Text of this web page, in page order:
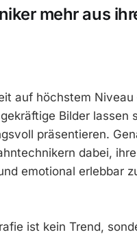
mehr aus
auf höchstem
Bilder lassen
präsentieren.
dabei,
emotional erlebbar
ist kein Trend,